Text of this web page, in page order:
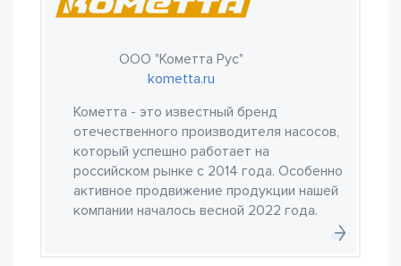
ООО "Кометта Рус"
kometta.ru
Кометта - это известный бренд
отечественного производителя насосов,
который успешно работает на
российском рынке с 2014 года. Особенно
активное продвижение продукции нашей
компании началось весной 2022 года.